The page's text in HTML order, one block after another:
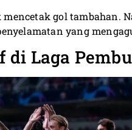
gol tambahan.
yang
Laga